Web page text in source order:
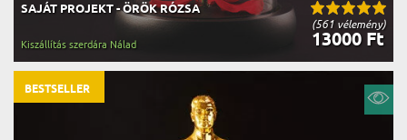
(561 vélemény)
SAJÁT PROJEKT - ÖRÖK RÓZSA
13000 Ft
Kiszállítás szerdára Nálad
BESTSELLER